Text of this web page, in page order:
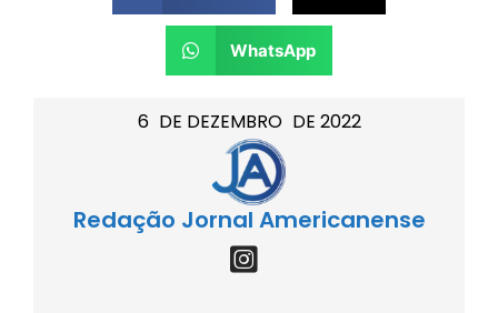
6 DE DEZEMBRO DE 2022
Redação Jornal Americanense
WhatsApp